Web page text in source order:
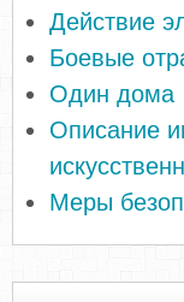
Действие
Боевые
Один дома
Описание
Меры